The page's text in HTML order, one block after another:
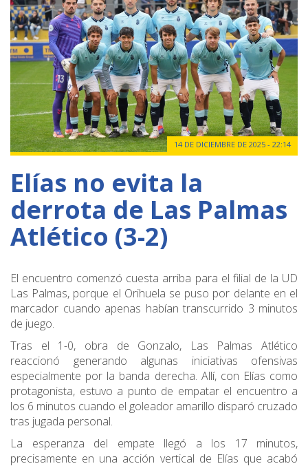
14 DE DICIEMBRE DE 2025 - 22:14
Elías no evita la
derrota de Las Palmas
Atlético (3-2)
El encuentro comenzó cuesta arriba para el filial de la UD
Las Palmas, porque el Orihuela se puso por delante en el
marcador cuando apenas habían transcurrido 3 minutos
de juego.
Tras el 1-0, obra de Gonzalo, Las Palmas Atlético
reaccionó generando algunas iniciativas ofensivas
especialmente por la banda derecha. Allí, con Elías como
protagonista, estuvo a punto de empatar el encuentro a
los 6 minutos cuando el goleador amarillo disparó cruzado
tras jugada personal.
La esperanza del empate llegó a los 17 minutos,
precisamente en una acción vertical de Elías que acabó